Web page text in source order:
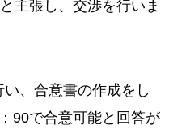
主張し、交渉を行いま
、合意書の作成をし
90で合意可能と回答が